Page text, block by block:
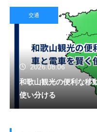
交通
2026.08.06
和歌山観光の便利な移
使い分ける